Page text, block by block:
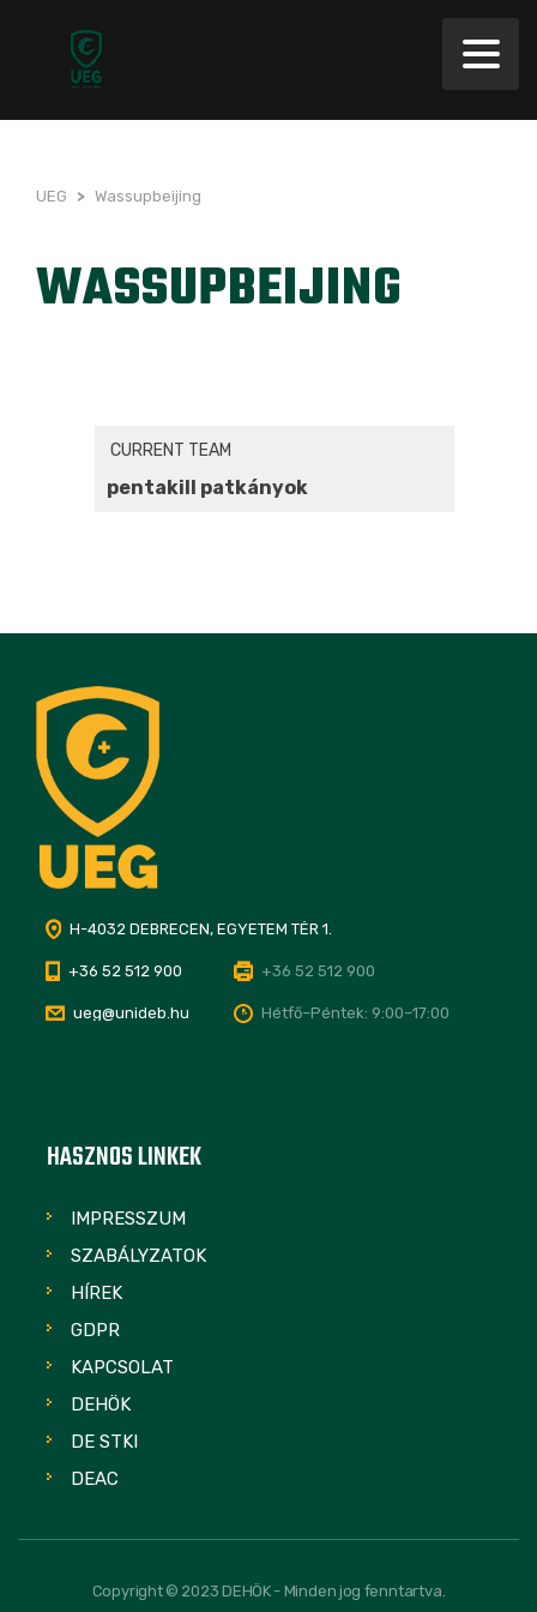
UEG > Wassupbeijing
WASSUPBEIJING
CURRENT TEAM
pentakill patkányok
H-4032 DEBRECEN, EGYETEM TÉR 1.
+36 52 512 900 +36 52 512 900
ueg@unideb.hu Hétfő–Péntek: 9:00–17:00
HASZNOS LINKEK
IMPRESSZUM
SZABÁLYZATOK
HÍREK
GDPR
KAPCSOLAT
DEHÖK
DE STKI
DEAC
Copyright © 2023 DEHÖK - Minden jog fenntartva.